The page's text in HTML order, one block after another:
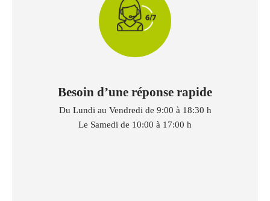
Besoin d’une réponse rapide
Du Lundi au Vendredi de 9:00 à 18:30 h
Le Samedi de 10:00 à 17:00 h